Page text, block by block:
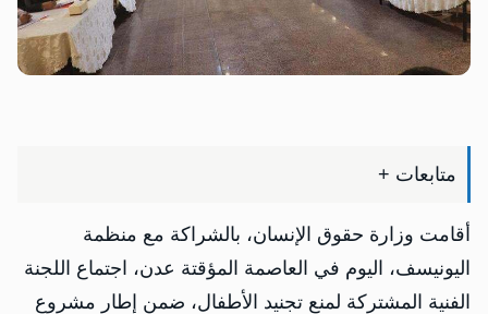
متابعات +
أقامت وزارة حقوق الإنسان، بالشراكة مع منظمة
اليونيسف، اليوم في العاصمة المؤقتة عدن، اجتماع اللجنة
الفنية المشتركة لمنع تجنيد الأطفال، ضمن إطار مشروع